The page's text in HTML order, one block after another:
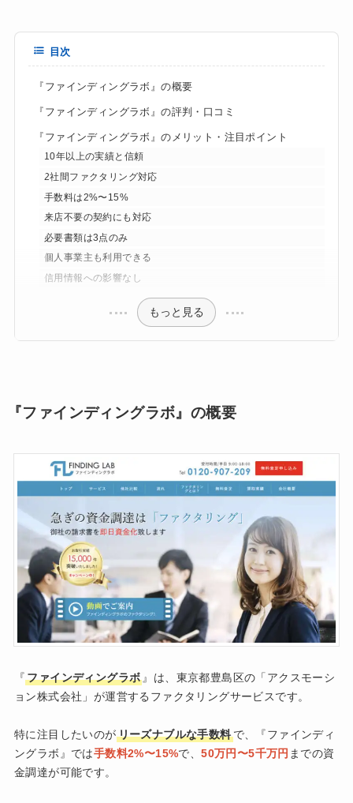
目次
『ファインディングラボ』の概要
『ファインディングラボ』の評判・口コミ
『ファインディングラボ』のメリット・注目ポイント
10年以上の実績と信頼
2社間ファクタリング対応
手数料は2%〜15%
来店不要の契約にも対応
必要書類は3点のみ
個人事業主も利用できる
信用情報への影響なし
もっと見る
『ファインディングラボ』の概要
『ファインディングラボ 』は、東京都豊島区の「アクスモーシ
ョン株式会社」が運営するファクタリングサービスです。
特に注目したいのがリーズナブルな手数料で、『ファインディ
ングラボ』では手数料2%〜15%で、50万円〜5千万円 までの資
金調達が可能です。